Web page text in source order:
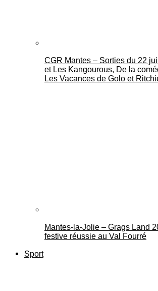
CGR Mantes – Sorties du 22
et Les Kangourous, De la
Les Vacances de Golo et
Mantes-la-Jolie – Grags Land
festive réussie au Val Fourré
Sport